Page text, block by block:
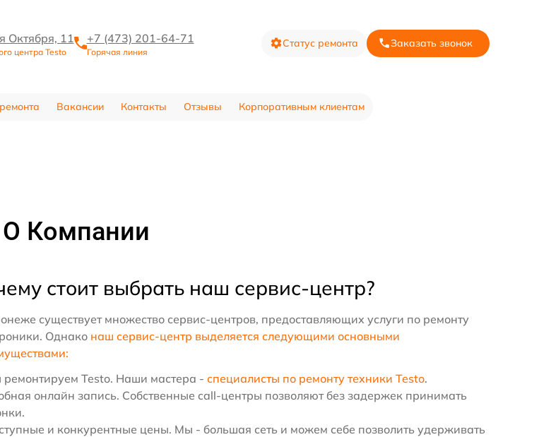
Октября, 11
центра Testo
+7 (473) 201-64-71
Горячая линия
Статус ремонта Заказать звонок
Вакансии Контакты Отзывы Корпоративным клиентам
О Компании
стоит выбрать наш сервис-центр?
существует множество сервис-центров, предоставляющих услуги по ремонту
Однако наш сервис-центр выделяется следующими основными
Testo. Наши мастера - специалисты по ремонту техники Testo.
онлайн запись. Собственные call-центры позволяют без задержек принимать
и конкурентные цены. Мы - большая сеть и можем себе позволить удерживать